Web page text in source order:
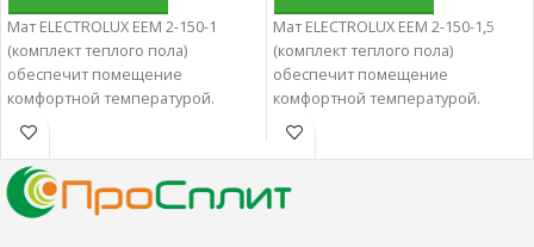
Мат ELECTROLUX EEM 2-150-1
(комплект теплого пола)
обеспечит помещение
комфортной температурой.
Нагревательные маты
характеризуются удобством и
высокой эффективностью.
Мат ELECTROLUX EEM 2-150-1,5
(комплект теплого пола)
обеспечит помещение
комфортной температурой.
Нагревательные маты
характеризуются удобством и